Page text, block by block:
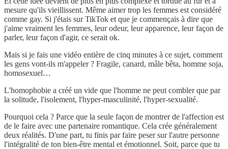
mesure qu'ils vieillissent. Même aimer trop les femmes est considéré
comme gay. Si j'étais sur TikTok et que je commençais à dire que
j'aime vraiment les femmes, leur odeur, leur apparence, leur façon de
parler, leur façon d'agir, ce serait ok.
Mais si je fais une vidéo entière de cinq minutes à ce sujet, comment
les gens vont-ils m'appeler ? Fragile, canard, mâle bêta, homme soja,
homosexuel…
L'homophobie a créé un vide que l'homme ne peut combler que par
la solitude, l'isolement, l'hyper-masculinité, l'hyper-sexualité.
Pourquoi cela ? Parce que la seule façon de montrer de l'affection est
de le faire avec une partenaire romantique. Cela crée généralement
deux réalités. D'une part, tu finis par faire peser sur l'autre personne
l'intégralité de ton bien-être mental et émotionnel. Soit, parce que tu